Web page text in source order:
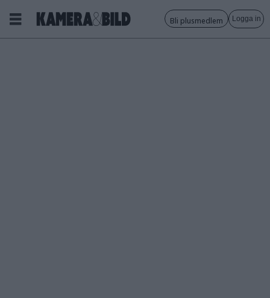
Bli plusmedlem Logga in